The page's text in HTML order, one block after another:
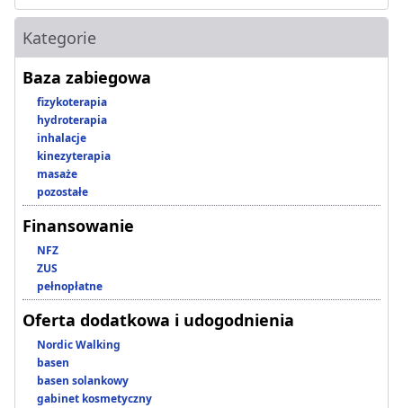
Kategorie
Baza zabiegowa
fizykoterapia
hydroterapia
inhalacje
kinezyterapia
masaże
pozostałe
Finansowanie
NFZ
ZUS
pełnopłatne
Oferta dodatkowa i udogodnienia
Nordic Walking
basen
basen solankowy
gabinet kosmetyczny